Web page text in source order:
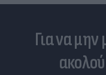
Για να μην